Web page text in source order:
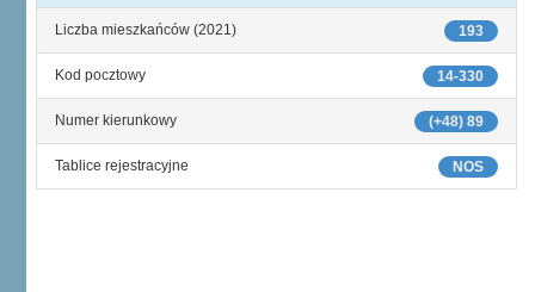
193
Liczba mieszkańców (2021)
14-330
Kod pocztowy
(+48) 89
Numer kierunkowy
NOS
Tablice rejestracyjne